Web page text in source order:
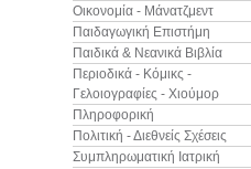
Οικονομία - Μάνατζμεντ
Παιδαγωγική Επιστήμη
Παιδικά & Νεανικά Βιβλία
Περιοδικά - Κόμικς -
Γελοιογραφίες - Χιούμορ
Πληροφορική
Πολιτική - Διεθνείς Σχέσεις
Συμπληρωματική Ιατρική